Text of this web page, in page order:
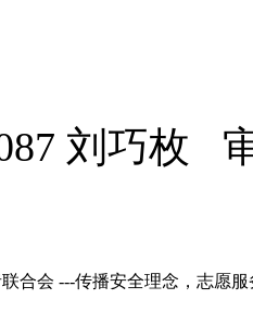
刘巧枚
合会 ---传播安全理念，志愿服